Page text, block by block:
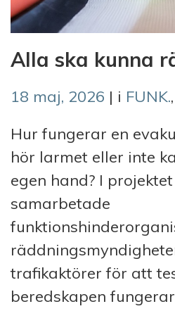
Alla ska kunna
18 maj, 2026 | i FUNK.,
Hur fungerar en
hör larmet eller inte
egen hand? I
samarbetade
trafikaktörer för att
beredskapen